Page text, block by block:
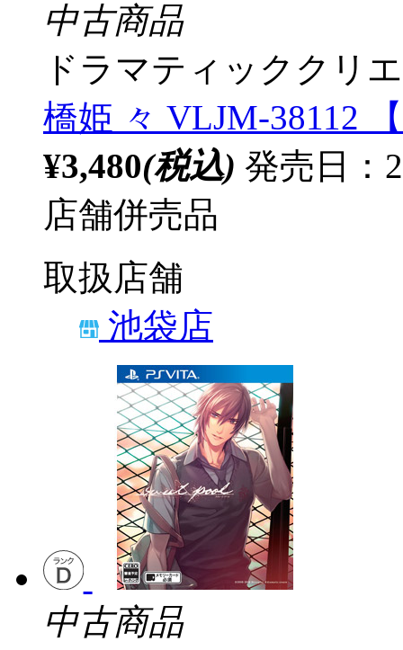
中古商品
ドラマティッククリ
橋姫 々 VLJM-38112
¥3,480(税込) 発売日：
店舗併売品
取扱店舗
池袋店
中古商品